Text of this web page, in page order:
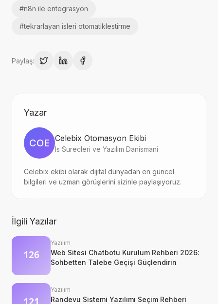
#n8n ile entegrasyon
#tekrarlayan isleri otomatiklestirme
Paylaş:
Yazar
COE Celebix Otomasyon Ekibi
Is Surecleri ve Yazilim Danismani
Celebix ekibi olarak dijital dünyadan en güncel
bilgileri ve uzman görüşlerini sizinle paylaşıyoruz.
İlgili Yazılar
Yazılım
Web Sitesi Chatbotu Kurulum Rehberi 2026:
Sohbetten Talebe Geçişi Güçlendirin
Yazılım
Randevu Sistemi Yazılımı Seçim Rehberi